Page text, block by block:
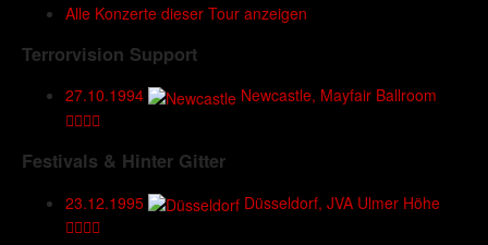
Alle Konzerte dieser Tour anzeigen
Terrorvision Support
27.10.1994 Newcastle, Mayfair Ballroom
Festivals & Hinter Gitter
23.12.1995 Düsseldorf, JVA Ulmer Höhe